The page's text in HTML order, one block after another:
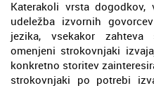
Katerakoli vrsta
udeležba izvornih
jezika, vsekakor
omenjeni strokovnjaki
konkretno storitev
strokovnjaki po potrebi